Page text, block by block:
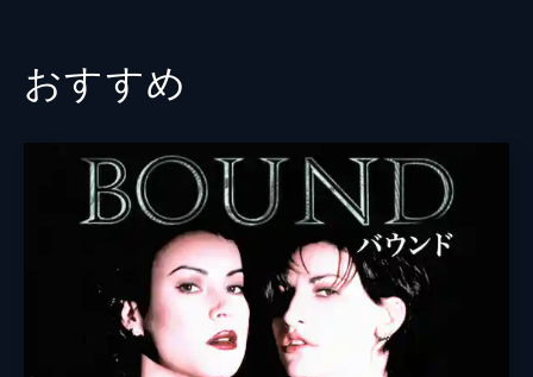
製作
おすすめ